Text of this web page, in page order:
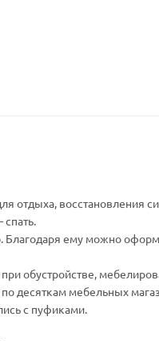
отдыха, восстановления
Благодаря ему можно
обустройстве,
десяткам мебельных
с пуфиками.